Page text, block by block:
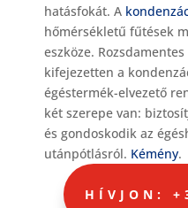
hatásfokát. A
hőmérsékletű fűtések
eszköze.
kifejezetten a
égéstermék-elvezető
két szerepe van:
és gondoskodik az
utánpótlásról. Kémény.
HÍVJON: